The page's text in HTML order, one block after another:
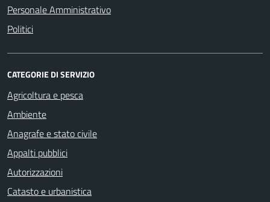
Personale Amministrativo
Politici
CATEGORIE DI SERVIZIO
Agricoltura e pesca
Ambiente
Anagrafe e stato civile
Appalti pubblici
Autorizzazioni
Catasto e urbanistica